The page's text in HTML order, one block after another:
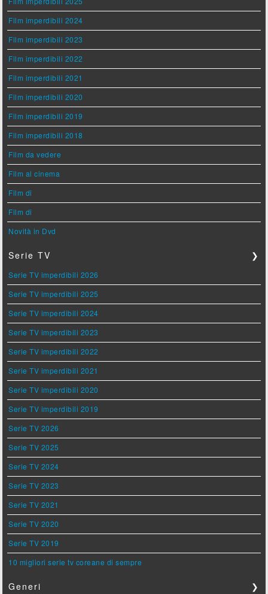
Film imperdibili 2024
Film imperdibili 2023
Film imperdibili 2022
Film imperdibili 2021
Film imperdibili 2020
Film imperdibili 2019
Film imperdibili 2018
Film da vedere
Film al cinema
Film di
Film di
Novità in Dvd
Serie TV ❯
Serie TV imperdibili 2026
Serie TV imperdibili 2025
Serie TV imperdibili 2024
Serie TV imperdibili 2023
Serie TV imperdibili 2022
Serie TV imperdibili 2021
Serie TV imperdibili 2020
Serie TV imperdibili 2019
Serie TV 2026
Serie TV 2025
Serie TV 2024
Serie TV 2023
Serie TV 2021
Serie TV 2020
Serie TV 2019
10 migliori serie tv coreane di sempre
Generi ❯